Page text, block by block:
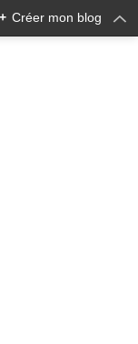
+ Créer mon blog